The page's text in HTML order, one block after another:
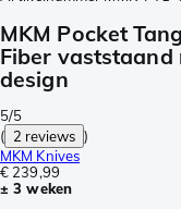
MKM Pocket
Fiber vaststaand
design
5/5
( 2 reviews )
MKM Knives
€ 239,99
± 3 weken